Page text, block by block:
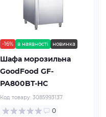
-16% в наявності новинка
Шафа морозильна
GoodFood GF-
PA800BT-HC
Код товару: 3085993137
0